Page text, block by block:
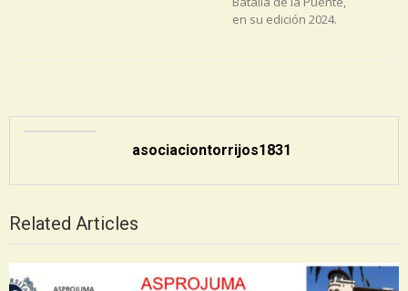
en su edición 2024.
asociaciontorrijos1831
Related Articles